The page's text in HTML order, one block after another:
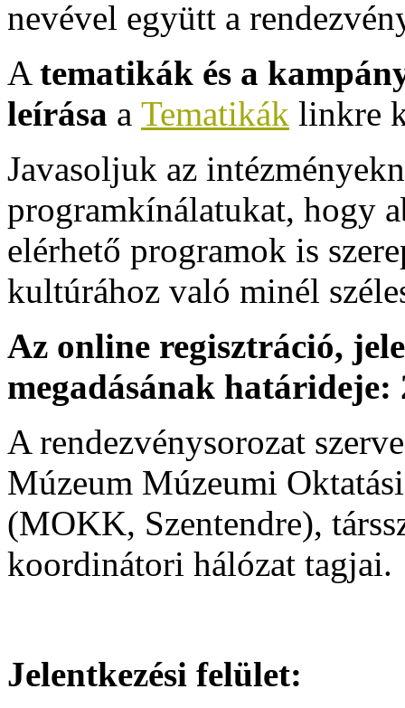
nevével együtt a
A tematikák és a
leírása a Tematikák linkre
Javasoljuk az
programkínálatukat, hogy
elérhető programok is
kultúrához való minél
Az online regisztráció,
megadásának határideje:
A rendezvénysorozat
Múzeum Múzeumi
(MOKK, Szentendre),
koordinátori hálózat tagjai.
Jelentkezési felület: